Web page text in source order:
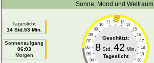
Sonne, Mond und Weltraum
Tageslicht
14 Std.53 Min.
Sonnenaufgang
06:03
Morgen
11 13
10
14
09
15
08
16
07
17
06
18
05
19
04
20
Geschätzt:
8Std. 42 Min.
Tageslicht